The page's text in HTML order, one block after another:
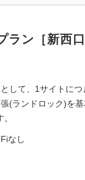
ギアの使用方法
なたも安心して
ャンプギア一式
るけど始め方が
らCAMPプラン
ラン［新西口
して、1サイトにつ
(ランドロック)を
なし